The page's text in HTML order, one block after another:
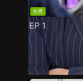
免费
EP 1
预告 剧照